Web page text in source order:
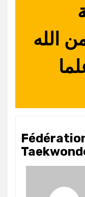
الله